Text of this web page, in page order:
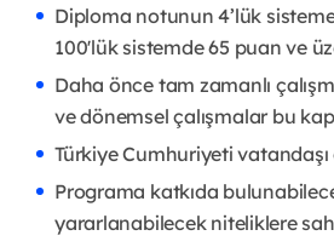
Diploma notunun 4’lük
100'lük sistemde 65 puan ve
Daha önce tam zamanlı
ve dönemsel çalışmalar bu
Türkiye Cumhuriyeti
Programa katkıda
yararlanabilecek niteliklere